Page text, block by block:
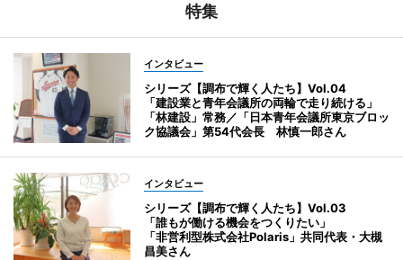
特集
インタビュー
シリーズ【調布で輝く人たち】Vol.04
「建設業と青年会議所の両輪で走り続ける」
「林建設」常務／「日本青年会議所東京ブロッ
ク協議会」第54代会長 林慎一郎さん
インタビュー
シリーズ【調布で輝く人たち】Vol.03
「誰もが働ける機会をつくりたい」
「非営利型株式会社Polaris」共同代表・大槻
昌美さん